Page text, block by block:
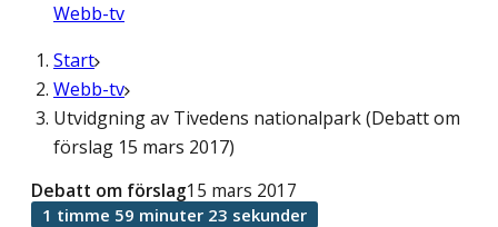
Webb-tv
Start
Webb-tv
Utvidgning av Tivedens nationalpark (Debatt om
förslag 15 mars 2017)
Debatt om förslag15 mars 2017
1 timme 59 minuter 23 sekunder